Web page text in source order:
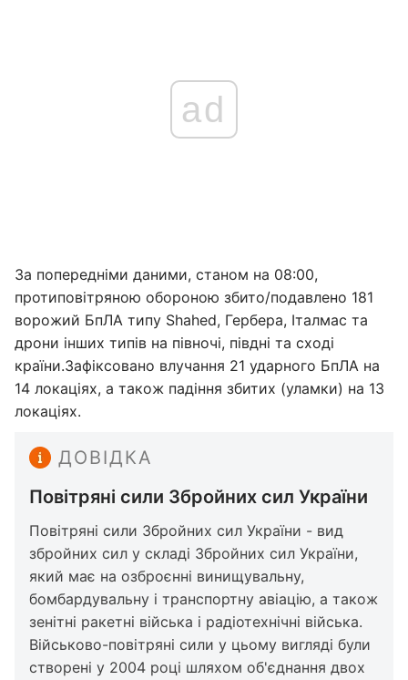
ad
За попередніми даними, станом на 08:00,
протиповітряною обороною збито/подавлено 181
ворожий БпЛА типу Shahed, Гербера, Італмас та
дрони інших типів на півночі, півдні та сході
країни.Зафіксовано влучання 21 ударного БпЛА на
14 локаціях, а також падіння збитих (уламки) на 13
локаціях.
ДОВІДКА
Повітряні сили Збройних сил України
Повітряні сили Збройних сил України - вид
збройних сил у складі Збройних сил України,
який має на озброєнні винищувальну,
бомбардувальну і транспортну авіацію, а також
зенітні ракетні війська і радіотехнічні війська.
Військово-повітряні сили у цьому вигляді були
створені у 2004 році шляхом об'єднання двох